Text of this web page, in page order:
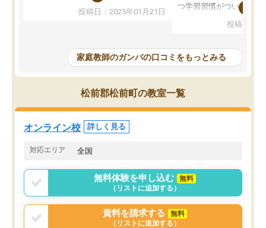
を開いてzoomを繋げるようになりまし
た！5科目なんでもOKなのもとても気
めて1年ほどだった今では平均点以上の
科目が増えてきました！あと1年受験ま
であるので無料の週末教室を使用しな
がら頑張って欲しいと思います！
投稿日：2025年01月21日
つ学習習慣がついてきま
指導が無い日も予定表
問できるのでとても助か
投稿日：
家庭教師のガンバの口コミをもっとみる
松前郡松前町の教室一覧
オンライン校 詳しく見る
対応エリア 全国
無料体験を申し込む
無料
（リストに追加する）
資料を請求する
無料
（リストに追加する）